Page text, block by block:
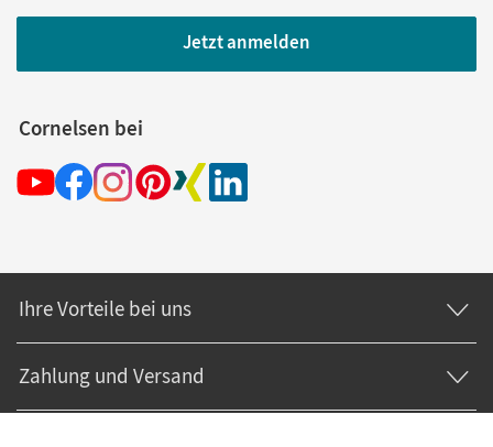
Jetzt anmelden
Cornelsen bei
Ihre Vorteile bei uns
Zahlung und Versand